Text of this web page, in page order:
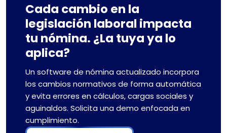
Cada cambio en la
legislación laboral impacta
tu nómina. ¿La tuya ya lo
aplica?
Un software de nómina actualizado incorpora
los cambios normativos de forma automática
y evita errores en cálculos, cargas sociales y
aguinaldos. Solicita una demo enfocada en
cumplimiento.